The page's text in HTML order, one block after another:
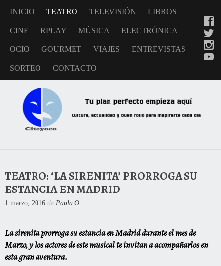
INICIO TEATRO TELEVISIÓN LIBROS
CINE RPLAY MÚSICA ELECTRÓNICA
OCIO GOURMET VIAJES ENTREVISTAS
SORTEO CONTACTO
TEATRO: ‘LA SIRENITA’ PRORROGA SU
ESTANCIA EN MADRID
1 marzo, 2016 de Paula O.
La sirenita prorroga su estancia en Madrid durante el mes de
Marzo, y los actores de este musical te invitan a acompañarlos en
esta gran aventura.